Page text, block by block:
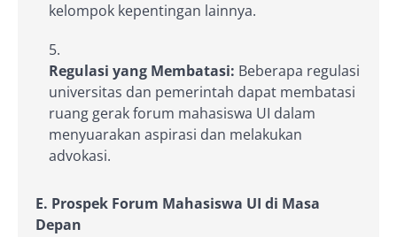
kelompok kepentingan lainnya.
Regulasi yang Membatasi: Beberapa regulasi
universitas dan pemerintah dapat membatasi
ruang gerak forum mahasiswa UI dalam
menyuarakan aspirasi dan melakukan
advokasi.
E. Prospek Forum Mahasiswa UI di Masa
Depan